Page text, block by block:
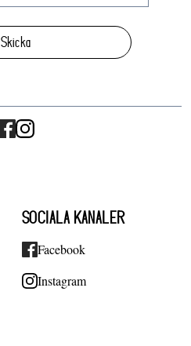
Skicka
SOCIALA KANALER
Facebook
Instagram